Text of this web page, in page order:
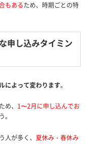
もあるため、時期ごとの特
申し込みタイミン
によって変わります。
、 1〜2月に申し込んでお
が多く、 夏休み・春休み